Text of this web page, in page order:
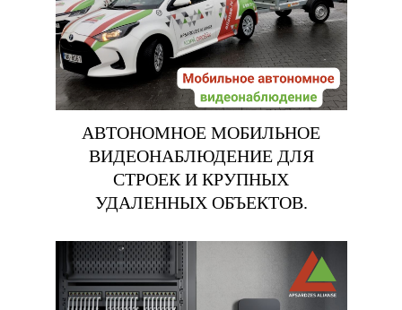
АВТОНОМНОЕ МОБИЛЬНОЕ
ВИДЕОНАБЛЮДЕНИЕ ДЛЯ
СТРОЕК И КРУПНЫХ
УДАЛЕННЫХ ОБЪЕКТОВ.